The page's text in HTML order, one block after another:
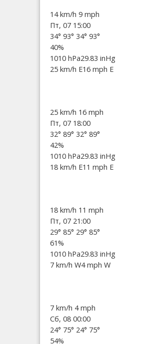
14 km/h 9 mph
Пт, 07 15:00
34° 93° 34° 93°
40%
1010 hPa29.83 inHg
25 km/h E16 mph E
25 km/h 16 mph
Пт, 07 18:00
32° 89° 32° 89°
42%
1010 hPa29.83 inHg
18 km/h E11 mph E
18 km/h 11 mph
Пт, 07 21:00
29° 85° 29° 85°
61%
1010 hPa29.83 inHg
7 km/h W4 mph W
7 km/h 4 mph
Сб, 08 00:00
24° 75° 24° 75°
54%